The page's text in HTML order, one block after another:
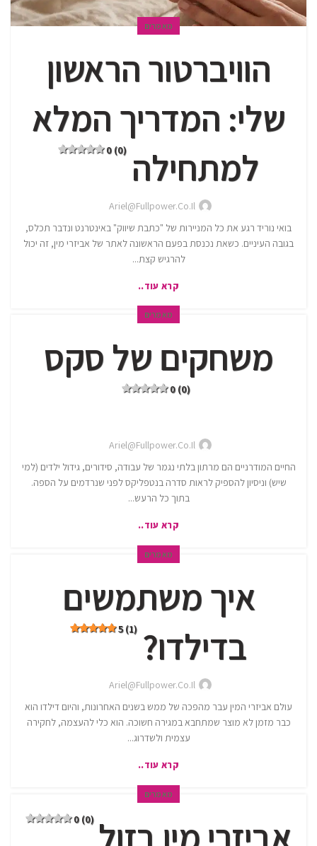
מאמרים
הוויברטור הראשון
שלי: המדריך המלא
למתחילה 0 (0)
Ariel@fullpower.co.il
בואי נוריד רגע את כל המניירות של "כתבת שיווק" באינטרנט ונדבר תכלס,
בגובה העיניים. כשאת נכנסת בפעם הראשונה לאתר של אביזרי מין, זה יכול
להרגיש קצת...
קרא עוד..
מאמרים
משחקים של סקס
0 (0)
Ariel@fullpower.co.il
החיים המודרניים הם מרתון בלתי נגמר של עבודה, סידורים, גידול ילדים (למי
שיש) וניסיון להספיק לראות סדרה בנטפליקס לפני שנרדמים על הספה.
בתוך כל הרעש...
קרא עוד..
מאמרים
איך משתמשים
בדילדו? 5 (1)
Ariel@fullpower.co.il
עולם אביזרי המין עבר מהפכה של ממש בשנים האחרונות, והיום דילדו הוא
כבר מזמן לא מוצר שמתחבא במגירה חשוכה. הוא כלי להעצמה, לחקירה
עצמית ולשדרוג...
קרא עוד..
מאמרים
אביזרי מין בזול 0 (0)